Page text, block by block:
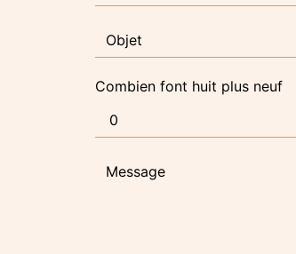
Combien font huit plus neuf